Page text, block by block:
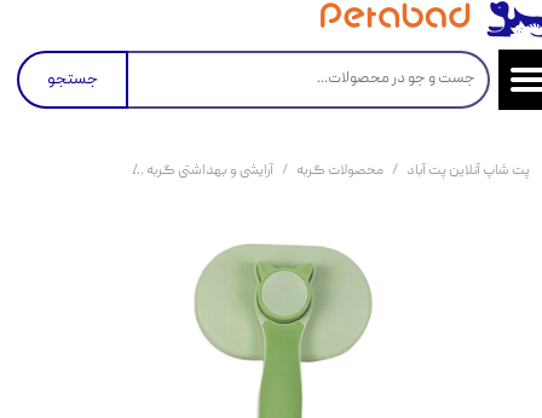
جستجو
پت شاپ آنلاین پت آباد محصولات گربه آرایشی و بهداشتی گربه